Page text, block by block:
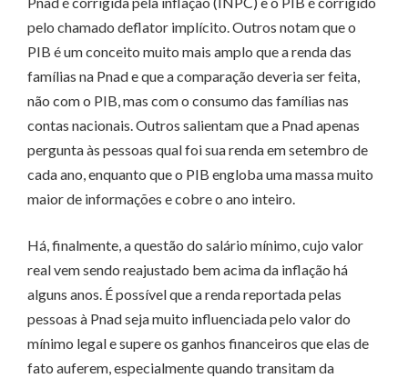
pelo chamado deflator implícito. Outros notam que o
PIB é um conceito muito mais amplo que a renda das
famílias na Pnad e que a comparação deveria ser feita,
não com o PIB, mas com o consumo das famílias nas
contas nacionais. Outros salientam que a Pnad apenas
pergunta às pessoas qual foi sua renda em setembro de
cada ano, enquanto que o PIB engloba uma massa muito
maior de informações e cobre o ano inteiro.
Há, finalmente, a questão do salário mínimo, cujo valor
real vem sendo reajustado bem acima da inflação há
alguns anos. É possível que a renda reportada pelas
pessoas à Pnad seja muito influenciada pelo valor do
mínimo legal e supere os ganhos financeiros que elas de
fato auferem, especialmente quando transitam da